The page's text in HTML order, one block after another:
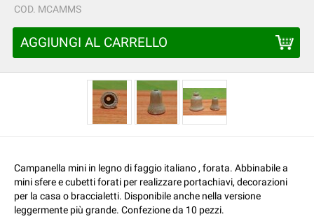
COD. MCAMMS
AGGIUNGI AL CARRELLO
Campanella mini in legno di faggio italiano , forata. Abbinabile a
mini sfere e cubetti forati per realizzare portachiavi, decorazioni
per la casa o braccialetti. Disponibile anche nella versione
leggermente più grande. Confezione da 10 pezzi.